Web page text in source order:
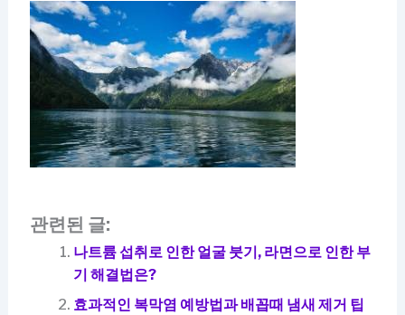
관련된 글:
나트륨 섭취로 인한 얼굴 붓기, 라면으로 인한 부
기 해결법은?
효과적인 복막염 예방법과 배꼽때 냄새 제거 팁